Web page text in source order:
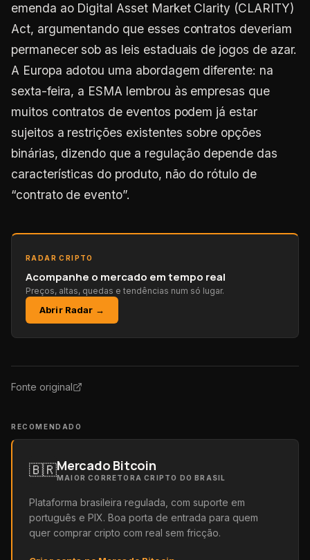
emenda ao Digital Asset Market Clarity (CLARITY)
Act, argumentando que esses contratos deveriam
permanecer sob as leis estaduais de jogos de azar.
A Europa adotou uma abordagem diferente: na
sexta-feira, a ESMA lembrou às empresas que
muitos contratos de eventos podem já estar
sujeitos a restrições existentes sobre opções
binárias, dizendo que a regulação depende das
características do produto, não do rótulo de
“contrato de evento”.
RADAR CRIPTO
Acompanhe o mercado em tempo real
Preços, altas, quedas e tendências num só lugar.
Abrir Radar →
Fonte original
RECOMENDADO
🇧🇷Mercado Bitcoin
MAIOR CORRETORA CRIPTO DO BRASIL
Plataforma brasileira regulada, com suporte em
português e PIX. Boa porta de entrada para quem
quer comprar cripto com real sem fricção.